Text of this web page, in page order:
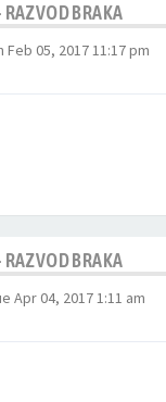
RAZVOD BRAKA
Feb 05, 2017 11:17 pm
RAZVOD BRAKA
Apr 04, 2017 1:11 am